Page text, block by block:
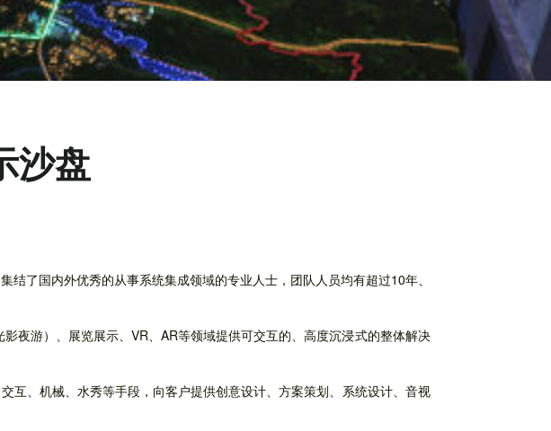
沙盘
了国内外优秀的从事系统集成领域的专业人士，团队人员均有超过10年、
夜游）、展览展示、VR、AR等领域提供可交互的、高度沉浸式的整体解决
互、机械、水秀等手段，向客户提供创意设计、方案策划、系统设计、音视